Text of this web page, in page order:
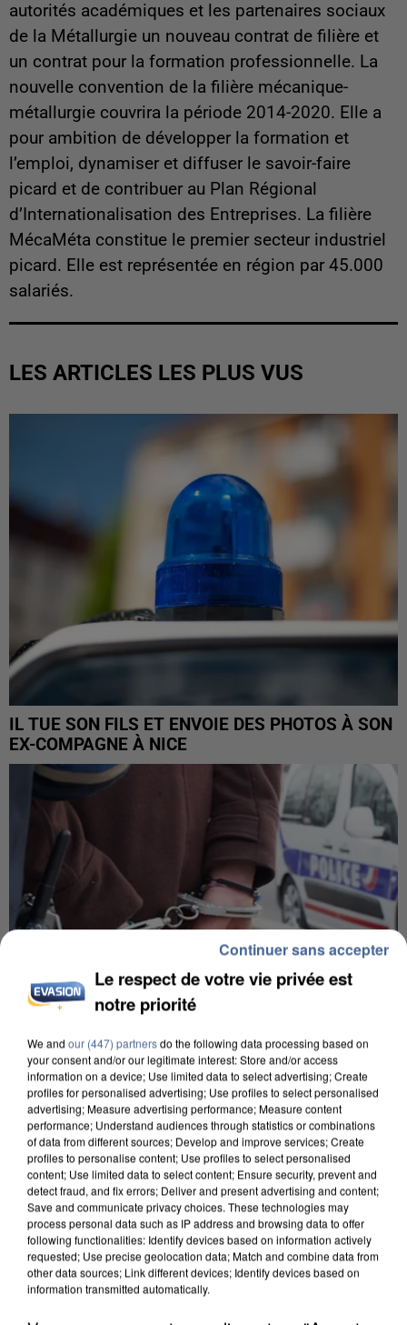
autorités académiques et les partenaires sociaux
de la Métallurgie un nouveau contrat de filière et
un contrat pour la formation professionnelle. La
nouvelle convention de la filière mécanique-
métallurgie couvrira la période 2014-2020. Elle a
pour ambition de développer la formation et
l’emploi, dynamiser et diffuser le savoir-faire
picard et de contribuer au Plan Régional
d’Internationalisation des Entreprises. La filière
MécaMéta constitue le premier secteur industriel
picard. Elle est représentée en région par 45.000
salariés.
LES ARTICLES LES PLUS VUS
IL TUE SON FILS ET ENVOIE DES PHOTOS À SON
EX-COMPAGNE À NICE
L’UN DES FONDATEURS SUPPOSÉS DE LA DZ
MAFIA INTERPELLÉ EN ALGÉRIE
Le respect de votre vie privée est
notre priorité
We and our (447) partnersdo the following data processing based on
your consent and/or our legitimate interest: Store and/or access
information on a device; Use limited data to select advertising; Create
profiles for personalised advertising; Use profiles to select personalised
advertising; Measure advertising performance; Measure content
performance; Understand audiences through statistics or combinations
of data from different sources; Develop and improve services; Create
profiles to personalise content; Use profiles to select personalised
content; Use limited data to select content; Ensure security, prevent and
detect fraud, and fix errors; Deliver and present advertising and content;
Save and communicate privacy choices. These technologies may
process personal data such as IP address and browsing data to offer
following functionalities: Identify devices based on information actively
requested; Use precise geolocation data; Match and combine data from
other data sources; Link different devices; Identify devices based on
information transmitted automatically.
Continuer sans accepter